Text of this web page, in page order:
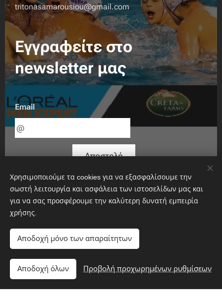
tritonasamarousiou@gmail.com
Εγγραφείτε στο
newsletter μας
Email
Αποστολή
Υλοποιήθηκε από τη
Χρησιμοποιούμε τα cookies για να εξασφαλίσουμε την
σωστή λειτουργία και ασφάλεια των ιστοσελίδων μας και
για να σας προσφέρουμε την καλύτερη δυνατή εμπειρία
χρήσης.
Αποδοχή μόνο των απαραίτητων
Αποδοχή όλων Προβολή προχωρημένων ρυθμίσεων